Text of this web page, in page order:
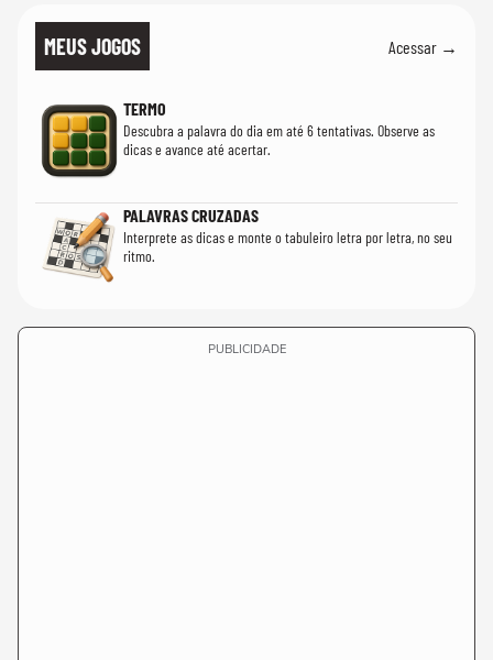
MEUS JOGOS Acessar →
TERMO
Descubra a palavra do dia em até 6 tentativas. Observe as
dicas e avance até acertar.
PALAVRAS CRUZADAS
Interprete as dicas e monte o tabuleiro letra por letra, no seu
ritmo.
PUBLICIDADE